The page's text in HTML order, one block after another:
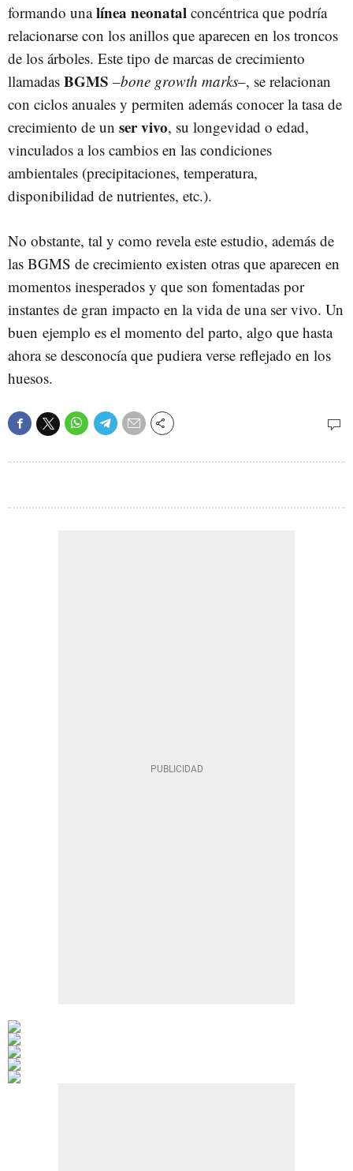
formando unalínea neonatal concéntrica que podría
relacionarse con los anillos que aparecen en los troncos
de los árboles. Este tipo de marcas de crecimiento
llamadas BGMS –bone growth marks–, se relacionan
con ciclos anuales y permiten además conocer la tasa de
crecimiento de un ser vivo, su longevidad o edad,
vinculados a los cambios en las condiciones
ambientales (precipitaciones, temperatura,
disponibilidad de nutrientes, etc.).
No obstante, tal y como revela este estudio, además de
las BGMS de crecimiento existen otras que aparecen en
momentos inesperados y que son fomentadas por
instantes de gran impacto en la vida de una ser vivo. Un
buen ejemplo es el momento del parto, algo que hasta
ahora se desconocía que pudiera verse reflejado en los
huesos.